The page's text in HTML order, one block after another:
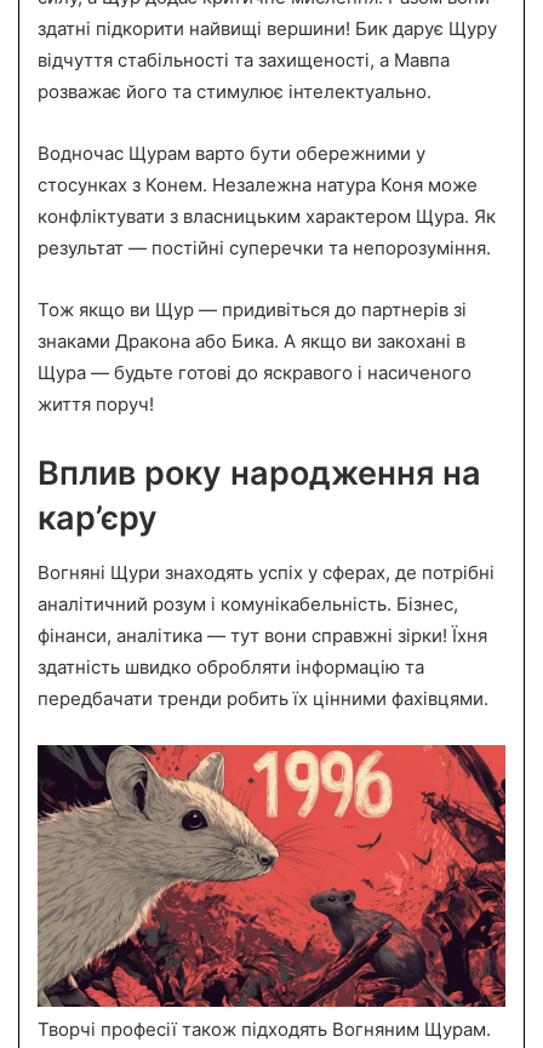
здатні підкорити найвищі вершини! Бик дарує Щуру
відчуття стабільності та захищеності, а Мавпа
розважає його та стимулює інтелектуально.
Водночас Щурам варто бути обережними у
стосунках з Конем. Незалежна натура Коня може
конфліктувати з власницьким характером Щура. Як
результат — постійні суперечки та непорозуміння.
Тож якщо ви Щур — придивіться до партнерів зі
знаками Дракона або Бика. А якщо ви закохані в
Щура — будьте готові до яскравого і насиченого
життя поруч!
Вплив року народження на
кар’єру
Вогняні Щури знаходять успіх у сферах, де потрібні
аналітичний розум і комунікабельність. Бізнес,
фінанси, аналітика — тут вони справжні зірки! Їхня
здатність швидко обробляти інформацію та
передбачати тренди робить їх цінними фахівцями.
Творчі професії також підходять Вогняним Щурам.